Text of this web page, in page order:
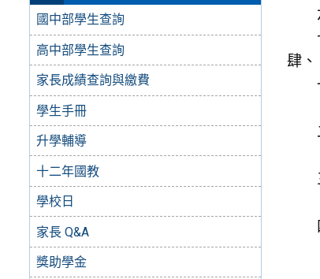
國中部學生查詢
高中部學生查詢
家長成績查詢與繳費
學生手冊
升學輔導
十二年國教
學校日
家長 Q&A
獎助學金